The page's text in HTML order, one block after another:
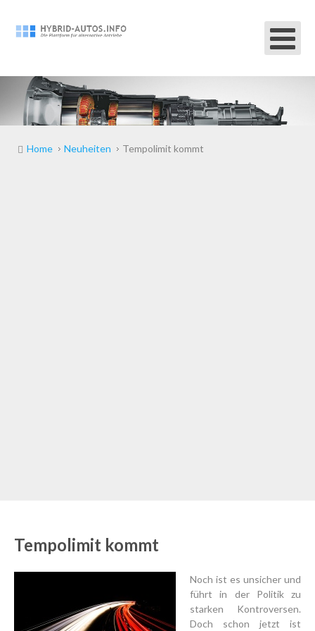
Home Neuheiten Tempolimit kommt
Tempolimit kommt
Noch ist es unsicher und
führt in der Politik zu
starken Kontroversen.
Doch schon jetzt ist